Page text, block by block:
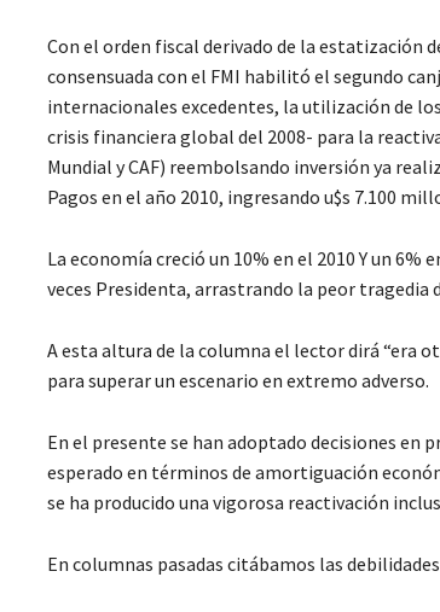
Con el orden fiscal derivado de la estatización
consensuada con el FMI habilitó el segundo
internacionales excedentes, la utilización de
crisis financiera global del 2008- para la
Mundial y CAF) reembolsando inversión ya
Pagos en el año 2010, ingresando u$s 7.100
La economía creció un 10% en el 2010 Y un
veces Presidenta, arrastrando la peor tragedia
A esta altura de la columna el lector dirá “era
para superar un escenario en extremo adverso.
En el presente se han adoptado decisiones en
esperado en términos de amortiguación
se ha producido una vigorosa reactivación
En columnas pasadas citábamos las